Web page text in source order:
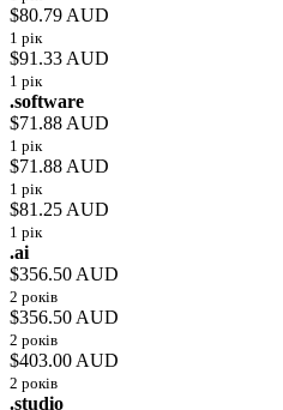
$80.79 AUD
1 рік
$91.33 AUD
1 рік
.software
$71.88 AUD
1 рік
$71.88 AUD
1 рік
$81.25 AUD
1 рік
.ai
$356.50 AUD
2 років
$356.50 AUD
2 років
$403.00 AUD
2 років
.studio